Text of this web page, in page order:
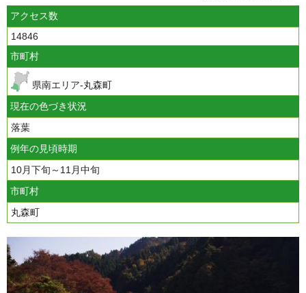
アクセス数
14846
市町村
県南エリア-丸森町
現在の色づき状況
落葉
例年の見頃時期
10月下旬～11月中旬
市町村
丸森町